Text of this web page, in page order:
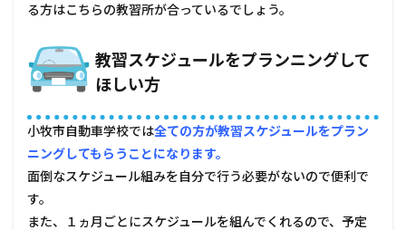
る方はこちらの教習所が合っているでしょう。
教習スケジュールをプランニングして
ほしい方
小牧市自動車学校では全ての方が教習スケジュールをプラン
ニングしてもらうことになります。
面倒なスケジュール組みを自分で行う必要がないので便利で
す。
また、１ヵ月ごとにスケジュールを組んでくれるので、予定